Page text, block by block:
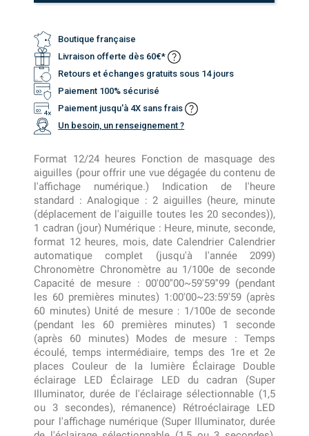
Boutique française
Livraison offerte dès 60€*
Retours et échanges gratuits sous 14 jours
Paiement 100% sécurisé
Paiement jusqu'à 4X sans frais
Un besoin, un renseignement ?
Format 12/24 heures Fonction de masquage des
aiguilles (pour offrir une vue dégagée du contenu de
l'affichage numérique.) Indication de l'heure
standard : Analogique : 2 aiguilles (heure, minute
(déplacement de l'aiguille toutes les 20 secondes)),
1 cadran (jour) Numérique : Heure, minute, seconde,
format 12 heures, mois, date Calendrier Calendrier
automatique complet (jusqu'à l'année 2099)
Chronomètre Chronomètre au 1/100e de seconde
Capacité de mesure : 00'00''00~59'59''99 (pendant
les 60 premières minutes) 1:00'00~23:59'59 (après
60 minutes) Unité de mesure : 1/100e de seconde
(pendant les 60 premières minutes) 1 seconde
(après 60 minutes) Modes de mesure : Temps
écoulé, temps intermédiaire, temps des 1re et 2e
places Couleur de la lumière Éclairage Double
éclairage LED Éclairage LED du cadran (Super
Illuminator, durée de l'éclairage sélectionnable (1,5
ou 3 secondes), rémanence) Rétroéclairage LED
pour l'affichage numérique (Super Illuminator, durée